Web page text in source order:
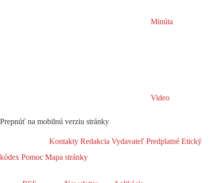
Minúta
Video
Prepnúť na mobilnú verziu stránky
Kontakty Redakcia Vydavateľ Predplatné Etický
kódex Pomoc Mapa stránky